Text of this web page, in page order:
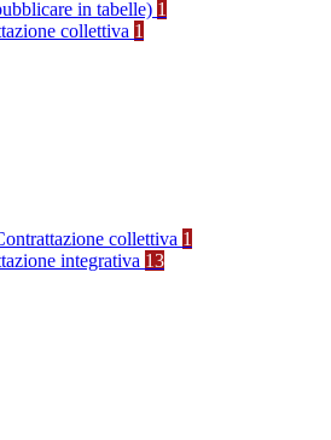
in tabelle) 1
collettiva 1
collettiva 1
integrativa 13